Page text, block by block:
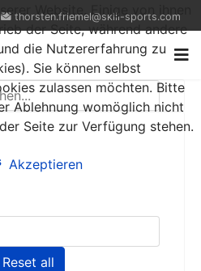
thorsten.friemel@skill-sports.com
Reset all
Website. Einige von ihnen
der Seite, während andere
die Nutzererfahrung zu
Sie können selbst
zulassen möchten. Bitte
Ablehnung womöglich nicht
Seite zur Verfügung stehen.
Akzeptieren